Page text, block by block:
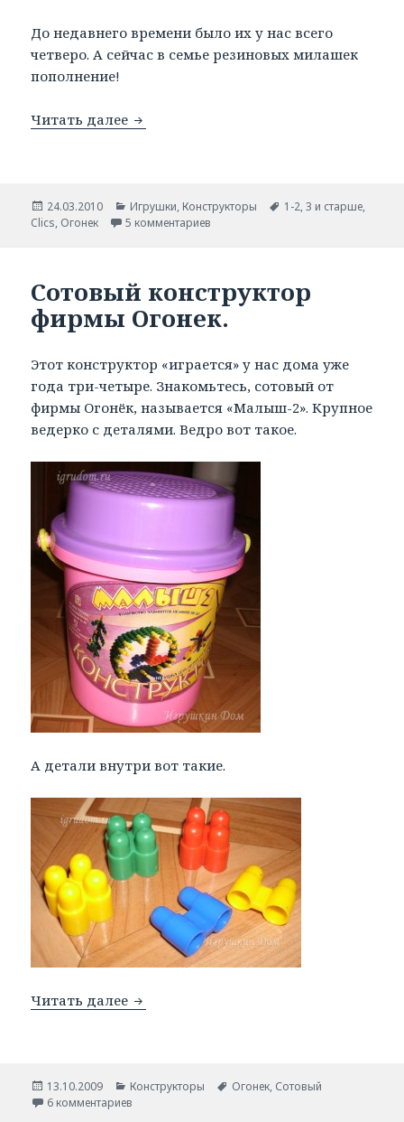
До недавнего времени было их у нас всего
четверо. А сейчас в семье резиновых милашек
пополнение!
Читать далее Резиновые зверюшки.
Опубликовано
24.03.2010 Рубрики
Игрушки, Конструкторы Метки
1-2,3 и старше,
Clics, Огонек 5 комментариев
Сотовый конструктор
фирмы Огонек.
Этот конструктор «играется» у нас дома уже
года три-четыре. Знакомьтесь, сотовый от
фирмы Огонёк, называется «Малыш-2». Крупное
ведерко с деталями. Ведро вот такое.
А детали внутри вот такие.
Читать далее Сотовый конструктор фирмы Огонек.
Опубликовано
13.10.2009 Рубрики
Конструкторы Метки
Огонек, Сотовый
6 комментариев